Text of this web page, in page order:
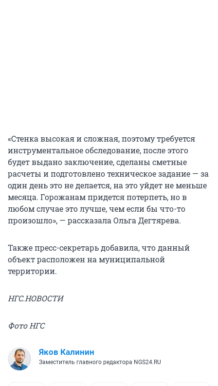
«Стенка высокая и сложная, поэтому требуется
инструментальное обследование, после этого
будет выдано заключение, сделаны сметные
расчеты и подготовлено техническое задание — за
один день это не делается, на это уйдет не меньше
месяца. Горожанам придется потерпеть, но в
любом случае это лучше, чем если бы что-то
произошло», — рассказала Ольга Дегтярева.
Также пресс-секретарь добавила, что данный
объект расположен на муниципальной
территории.
НГС.НОВОСТИ
Фото НГС
Яков Калинин
Заместитель главного редактора NGS24.RU